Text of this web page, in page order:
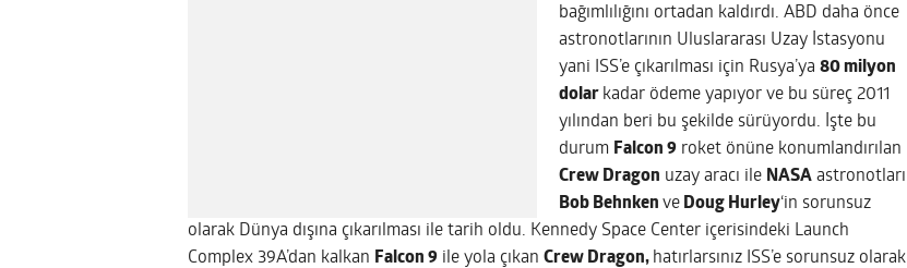
bağımlılığını ortadan kaldırdı. ABD daha önce
astronotlarının Uluslararası Uzay İstasyonu
yani ISS’e çıkarılması için Rusya’ya 80 milyon
dolar kadar ödeme yapıyor ve bu süreç 2011
yılından beri bu şekilde sürüyordu. İşte bu
durum Falcon 9 roket önüne konumlandırılan
Crew Dragon uzay aracı ile NASA astronotları
Bob Behnken ve Doug Hurley‘in sorunsuz
olarak Dünya dışına çıkarılması ile tarih oldu. Kennedy Space Center içerisindeki Launch
Complex 39A’dan kalkan Falcon 9 ile yola çıkan Crew Dragon, hatırlarsınız ISS’e sorunsuz olarak